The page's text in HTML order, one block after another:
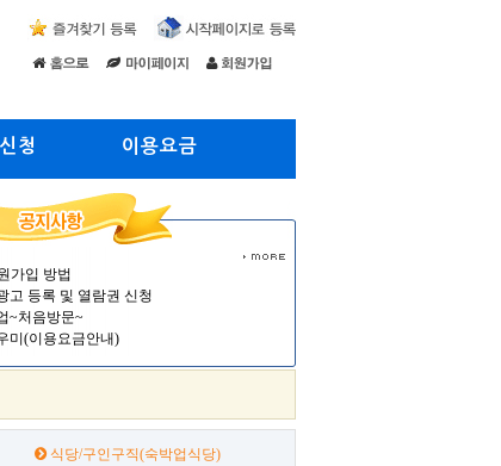
청 이용요금
가입 방법
고 등록 및 열람권 신청
~처음방문~
미(이용요금안내)
식당/구인구직(숙박업식당)